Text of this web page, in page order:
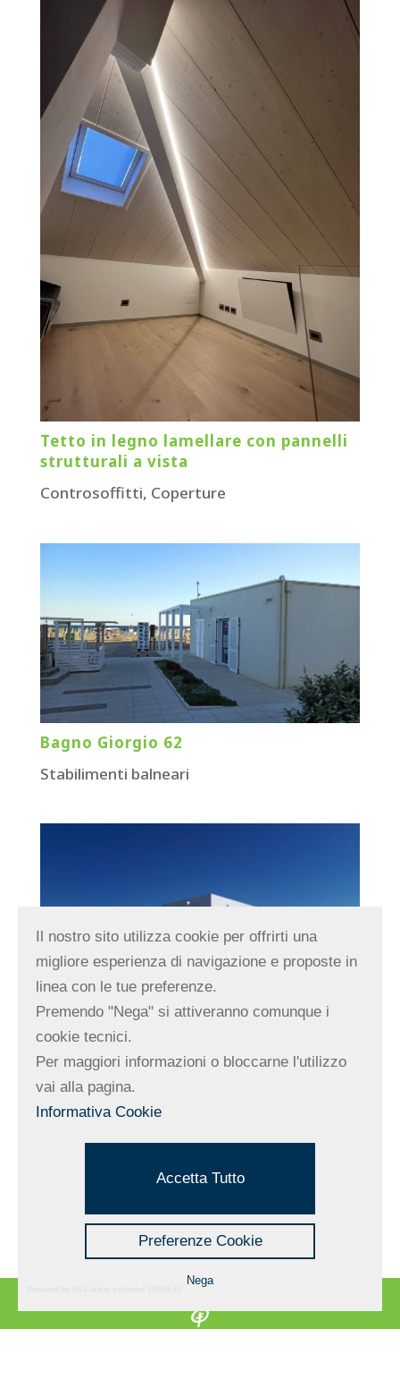
Tetto in legno lamellare con pannelli
strutturali a vista
Controsoffitti, Coperture
Bagno Giorgio 62
Stabilimenti balneari
Joe Bananas
Stabilimenti balneari
1 2 3
Il nostro sito utilizza cookie per offrirti una
migliore esperienza di navigazione e proposte in
linea con le tue preferenze.
Premendo "Nega" si attiveranno comunque i
cookie tecnici.
Per maggiori informazioni o bloccarne l'utilizzo
vai alla pagina.
Informativa Cookie
Accetta Tutto
Preferenze Cookie
Nega